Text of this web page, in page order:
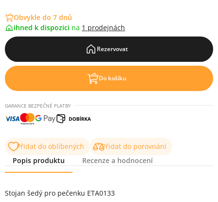
Obvykle do 7 dnů
ihned k dispozici na 1 prodejnách
Rezervovat
Do košíku
GARANCE BEZPEČNÉ PLATBY
Přidat do oblíbených
Přidat do porovnání
Popis produktu
Recenze a hodnocení
Stojan šedý pro pečenku ETA0133